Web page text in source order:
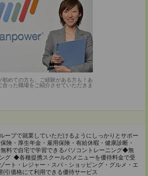
初めての方も、ご経験がある方も！あ
合った職場をご紹介させていただきま
ープで就業していただけるようにしっかりとサポー
険・厚生年金・雇用保険・有給休暇・健康診断・
料で自宅で学習できるパソコントレーニング◆無
グ ◆各種提携スクールのメニューを優待料金で受
ート・レジャー・スパ・ショッピング・グルメ・エ
引価格にて利用できる優待サービス